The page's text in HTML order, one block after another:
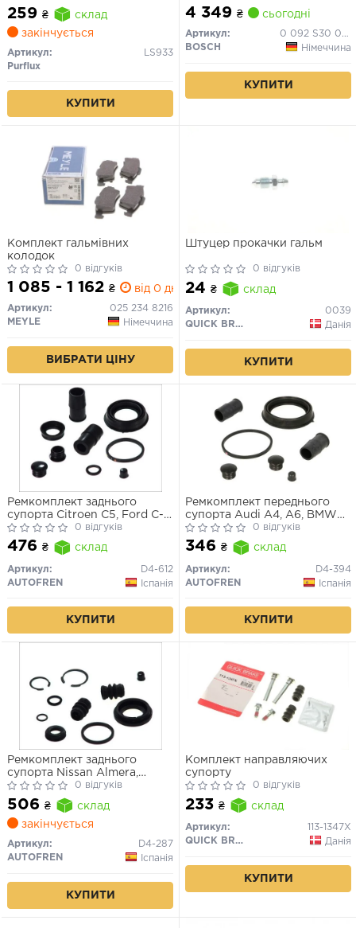
259 ₴
склад
закінчується
Артикул:
LS933
Purflux
КУПИТИ
4 349 ₴ сьогодні
Артикул:
0 092 S30 080
BOSCH
Німеччина
КУПИТИ
Комплект гальмівних
колодок
0 відгуків
1 085 - 1 162 ₴ від 0 дн.
Артикул:
025 234 8216
MEYLE
Німеччина
ВИБРАТИ ЦІНУ
Штуцер прокачки гальм
0 відгуків
24 ₴ склад
Артикул:
0039
QUICK BRAKE
Данія
КУПИТИ
Ремкомплект заднього
супорта Citroen C5, Ford C-
Max, Focus, Mazda 3/5,
Nissan Primera, Opel Vectra,
Renault Laguna II/Megane II
0 відгуків
476 ₴ склад
Артикул:
D4-612
AUTOFREN
Іспанія
КУПИТИ
Ремкомплект переднього
супорта Audi A4, A6, BMW
5/7, Citroen C5, Ford
Galaxy/Mondeo (60мм)
0 відгуків
346 ₴ склад
Артикул:
D4-394
AUTOFREN
Іспанія
КУПИТИ
Ремкомплект заднього
супорта Nissan Almera,
Maxima, Primera (34мм)
0 відгуків
506 ₴
склад
закінчується
Артикул:
D4-287
AUTOFREN
Іспанія
КУПИТИ
Комплект направляючих
супорту
0 відгуків
233 ₴ склад
Артикул:
113-1347X
QUICK BRAKE
Данія
КУПИТИ